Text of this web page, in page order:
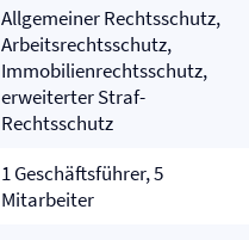
Allgemeiner Rechtsschutz,
Arbeits­rechtsschutz,
Immobilien­rechtsschutz,
erweiterter Straf-
Rechtsschutz
1 Geschäftsführer, 5
Mitarbeiter